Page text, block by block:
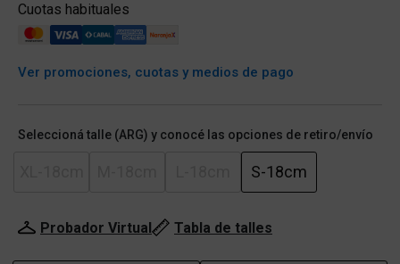
Cuotas habituales
Ver promociones, cuotas y medios de pago
Seleccioná talle (ARG) y conocé las opciones de retiro/envío
S-18cm
Probador Virtual Tabla de talles